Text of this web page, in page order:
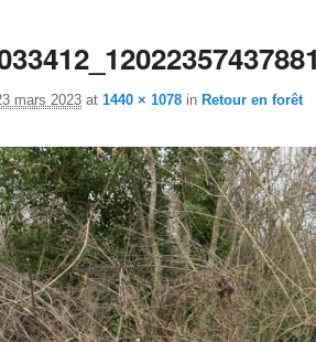
mars 2023 at 1440 × 1078 in Retour en forêt